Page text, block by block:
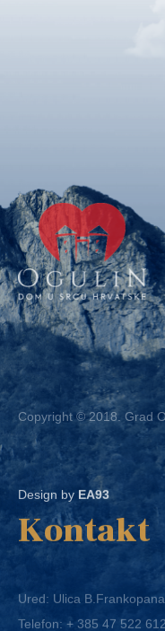
Copyright © 2018. Grad
Design by EA93
Kontakt
Telefon:+ 385 47 522 612